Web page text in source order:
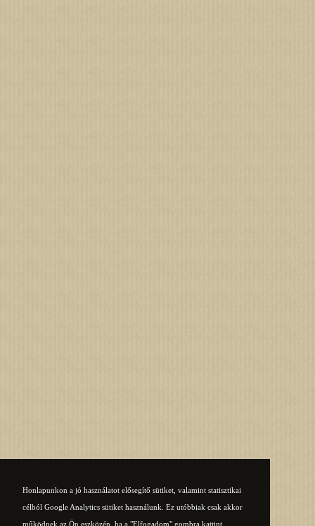
Honlapunkon a jó használatot elősegítő sütiket, valamint statisztikai
célból Google Analytics sütiket használunk. Ez utóbbiak csak akkor
működnek az Ön eszközén, ha a "Elfogadom" gombra kattint.